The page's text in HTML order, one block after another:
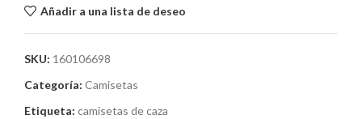
Añadir a una lista de deseo
SKU: 160106698
Categoría: Camisetas
Etiqueta: camisetas de caza